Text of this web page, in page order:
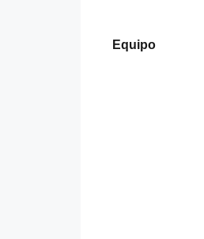
Equipo